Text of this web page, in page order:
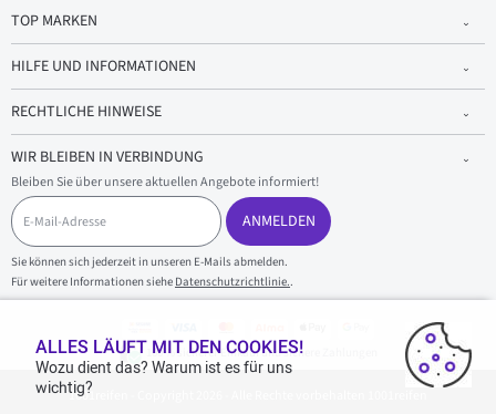
TOP MARKEN
HILFE UND INFORMATIONEN
RECHTLICHE HINWEISE
WIR BLEIBEN IN VERBINDUNG
Bleiben Sie über unsere aktuellen Angebote informiert!
E
-
M
a
i
l
ANMELDEN
Sie können sich jederzeit in unseren E-Mails abmelden.
Für weitere Informationen siehe Datenschutzrichtlinie..
100 % sicherer Einkauf und sichere Zahlungen
1001reifen - Copyright 2026 - Alle Rechte vorbehalten 1001reifen
ALLES LÄUFT MIT DEN COOKIES!
Wozu dient das? Warum ist es für uns
wichtig?